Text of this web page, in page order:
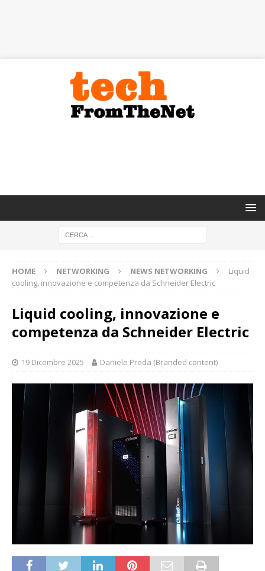
HOME NETWORKING NEWS NETWORKING
Liquid
cooling, innovazione e competenza da Schneider Electric
Liquid cooling, innovazione e
competenza da Schneider Electric
19 Dicembre 2025 Daniele Preda (Branded content)